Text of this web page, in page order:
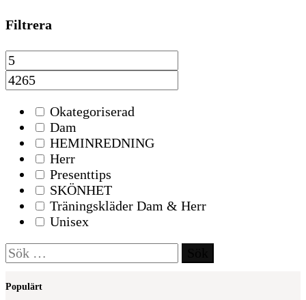
Filtrera
Okategoriserad
Dam
HEMINREDNING
Herr
Presenttips
SKÖNHET
Träningskläder Dam & Herr
Unisex
Sök
efter:
Populärt